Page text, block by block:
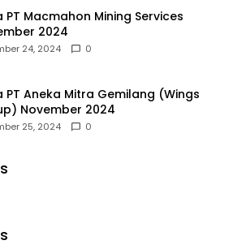
PT Macmahon Mining Services
2024
24, 2024 0
PT Aneka Mitra Gemilang (Wings
November 2024
25, 2024 0